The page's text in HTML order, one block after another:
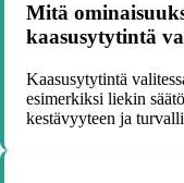
Mitä
kaasusytytintä
Kaasusytytintä
esimerkiksi liekin
kestävyyteen ja